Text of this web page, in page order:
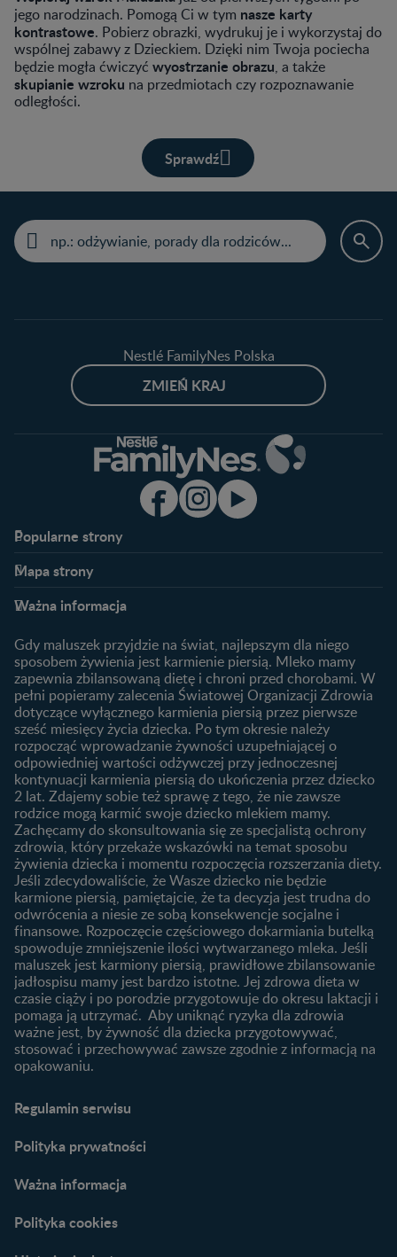
jego narodzinach. Pomogą Ci w tym nasze karty
kontrastowe. Pobierz obrazki, wydrukuj je i wykorzystaj do
wspólnej zabawy z Dzieckiem. Dzięki nim Twoja pociecha
będzie mogła ćwiczyć wyostrzanie obrazu, a także
skupianie wzroku na przedmiotach czy rozpoznawanie
odległości.
Sprawdź
Nestlé FamilyNes Polska
ZMIEŃ KRAJ
Popularne strony​
Kontakt
FAQ
Produkty
Wyszukiwarka produktów
Nasze marki
Mapa strony​
Plamienie implantacyjne –
Jak zaplanować płeć
dziecka?
Jak rozpoznać dni płodne?
Badania przed ciążą
Planowanie urlopu
macierzyńskiego
1. trymestr ciąży
2. trymestr ciąży
3. trymestr ciąży
Rozwój dziecka
Kalendarz rozwoju dziecka
Skoki rozwojowe
Ząbkowanie u niemowląt
Żywienie dziecka
10 sposobów jak poprawić
laktację
Jakie mleko następne
wybrać dla dziecka?
Jak rozszerzać dietę
niemowlaka?
Przydatne materiały dla
rodziców
Poradniki dla rodziców
Karty do zdjęć dla
Maluszka
Materiały do pobrania
Narzędzia dla rodziców
praktyczne wskazówki
Ważna informacja
Gdy maluszek przyjdzie na świat, najlepszym dla niego
sposobem żywienia jest karmienie piersią. Mleko mamy
zapewnia zbilansowaną dietę i chroni przed chorobami. W
pełni popieramy zalecenia Światowej Organizacji Zdrowia
dotyczące wyłącznego karmienia piersią przez pierwsze
sześć miesięcy życia dziecka. Po tym okresie należy
rozpocząć wprowadzanie żywności uzupełniającej o
odpowiedniej wartości odżywczej przy jednoczesnej
kontynuacji karmienia piersią do ukończenia przez dziecko
2 lat. Zdajemy sobie też sprawę z tego, że nie zawsze
rodzice mogą karmić swoje dziecko mlekiem mamy.
Zachęcamy do skonsultowania się ze specjalistą ochrony
zdrowia, który przekaże wskazówki na temat sposobu
żywienia dziecka i momentu rozpoczęcia rozszerzania diety.
Jeśli zdecydowaliście, że Wasze dziecko nie będzie
karmione piersią, pamiętajcie, że ta decyzja jest trudna do
odwrócenia a niesie ze sobą konsekwencje socjalne i
finansowe. Rozpoczęcie częściowego dokarmiania butelką
spowoduje zmniejszenie ilości wytwarzanego mleka. Jeśli
maluszek jest karmiony piersią, prawidłowe zbilansowanie
jadłospisu mamy jest bardzo istotne. Jej zdrowa dieta w
czasie ciąży i po porodzie przygotowuje do okresu laktacji i
pomaga ją utrzymać. Aby uniknąć ryzyka dla zdrowia
ważne jest, by żywność dla dziecka przygotowywać,
stosować i przechowywać zawsze zgodnie z informacją na
opakowaniu.
Regulamin serwisu
Polityka prywatności
Ważna informacja
Polityka cookies